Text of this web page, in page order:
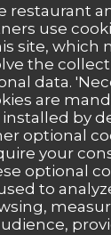
restaurant
use
site, which
the
data.
are
by
optional
your
optional
to
Guests 3
:5/5 Food: 5
personnel
prix, les